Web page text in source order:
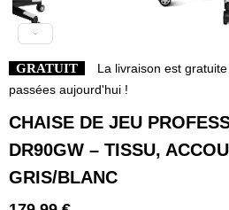
GRATUIT
La livraison est
passées aujourd'hui !
CHAISE DE JEU
DR90GW – TISSU,
GRIS/BLANC